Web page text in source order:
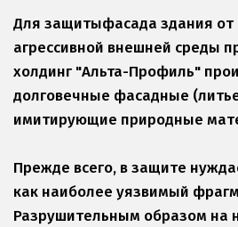
Для защитыфасада здания от
агрессивной внешней среды
холдинг "Альта-Профиль"
долговечные фасадные
имитирующие природные
Прежде всего, в защите
как наиболее уязвимый
Разрушительным образом на